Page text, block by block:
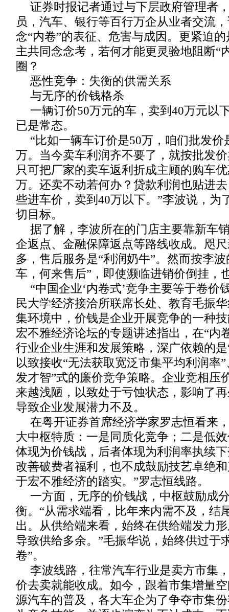
证券时报记者通过与下层政府管理者
员，汽车、银行等百行万企从业者交流
念“内卷”的表征、危害与成因。更紧迫
主共同念念考，若何才能更灵验地阻断“
圈？
恶性竞争：失衡的供需关系
与无序的价钱格杀
一辆订价50万元的车，卖到40万元以
已是常态。
“比如一辆车订价是50万，咱们批发价
万。当今卖车利润齐不要了，就按批发
只可把厂家的卖车返利折成主顾的购车
万。还卖不动若何办？贷款利润也贴进
些进车价，卖到40万以下。”李波说，为
切目标。
据了解，李波所在的门店主要靠新车
企返点、金融保障返点等路线收成。咫
多，售后服务是“利润奶牛”。然而按李
车，何来售后”，即使濒临进销价倒挂，
“中国企业‘内卷式’竞争主要等于卷价
民大学经济接洽所联席长处、教育毛振
集环境中，价钱是企业开展竞争的一种
宏不雅经济论坛的专题讲述指出，在“内
行业企业生涯和发展策略，深广依赖的是
以致接收“无法获取宽泛市集平均利润率
发才智”式的廉价竞争策略。企业竞相压
来越浅陋，以致处于亏蚀状态，影响了
导致企业发展潜力不及。
在粤开证券首席经济学家罗志恒看来
大中枢特质：一是同质化竞争；二是低
体现为价钱战，后者体现为利润率执续
改善破费者福利，也不成鼓励技艺卓绝
于宏不雅经济的踏实。”罗志恒线路。
一方面，无序的价钱战，中枢鼓励成
衡。“从需求端看，比年来内需不及，结
出。从供给端来看，始终在供给端发力
导致供给多余。”毛振华说，始终供过于
卷”。
李波线路，往常汽车行业是卖方市集
价去卖就能收成。如今，跟着市集增量
源汽车的普及，各大车企为了争夺市集